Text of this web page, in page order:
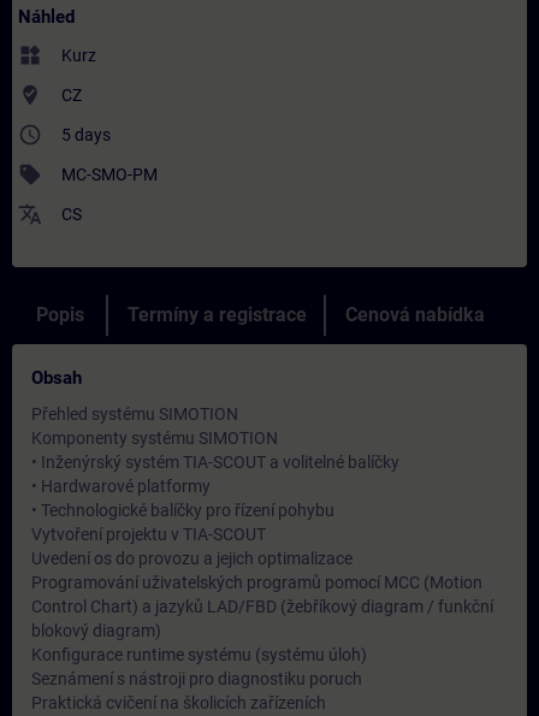
Náhled
widgets Kurz
where_to_vote CZ
access_time 5 days
sell MC-SMO-PM
translate CS
Popis Termíny a registrace Cenová nabídka
Obsah
Přehled systému SIMOTION
Komponenty systému SIMOTION
• Inženýrský systém TIA-SCOUT a volitelné balíčky
• Hardwarové platformy
• Technologické balíčky pro řízení pohybu
Vytvoření projektu v TIA-SCOUT
Uvedení os do provozu a jejich optimalizace
Programování uživatelských programů pomocí MCC (Motion
Control Chart) a jazyků LAD/FBD (žebříkový diagram / funkční
blokový diagram)
Konfigurace runtime systému (systému úloh)
Seznámení s nástroji pro diagnostiku poruch
Praktická cvičení na školicích zařízeních